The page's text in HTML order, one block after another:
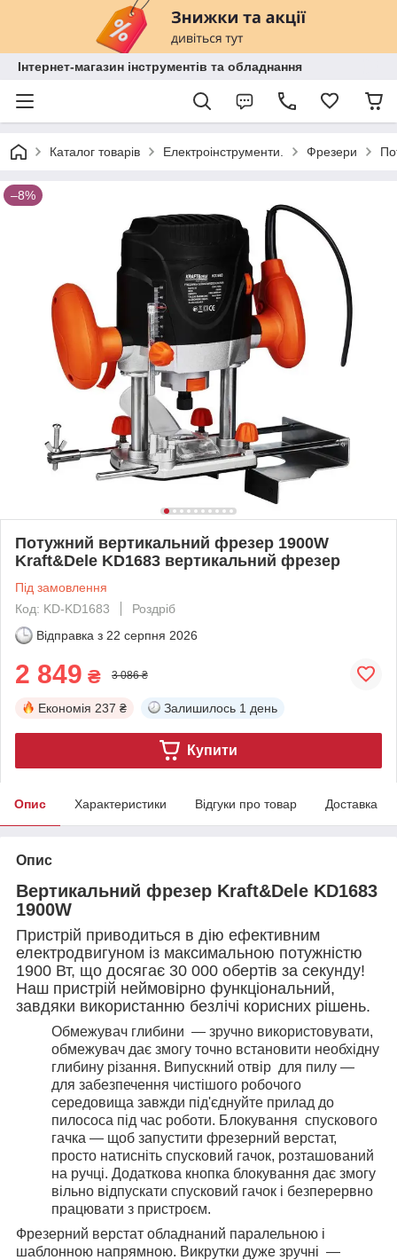
Інтернет-магазин інструментів та обладнання
Каталог товарів Електроінструменти. Фрезери
–8%
Потужний вертикальний фрезер 1900W
Kraft&Dele KD1683 вертикальний фрезер
Під замовлення
Код: KD-KD1683
Роздріб
Відправка з 22 серпня 2026
2 849 ₴ 3 086 ₴
Економія 237 ₴ Залишилось 1 день
Купити
Опис Характеристики Відгуки про товар Доставка
Опис
Вертикальний фрезер Kraft&Dele KD1683
1900W
Пристрій приводиться в дію ефективним
електродвигуном із максимальною потужністю
1900 Вт, що досягає 30 000 обертів за секунду!
Наш пристрій неймовірно функціональний,
завдяки використанню безлічі корисних рішень.
Обмежувач глибини — зручно використовувати,
обмежувач дає змогу точно встановити необхідну
глибину різання. Випускний отвір для пилу —
для забезпечення чистішого робочого
середовища завжди під'єднуйте прилад до
пилососа під час роботи. Блокування спускового
гачка — щоб запустити фрезерний верстат,
просто натисніть спусковий гачок, розташований
на ручці. Додаткова кнопка блокування дає змогу
вільно відпускати спусковий гачок і безперервно
працювати з пристроєм.
Фрезерний верстат обладнаний паралельною і
шаблонною напрямною. Викрутки дуже зручні —